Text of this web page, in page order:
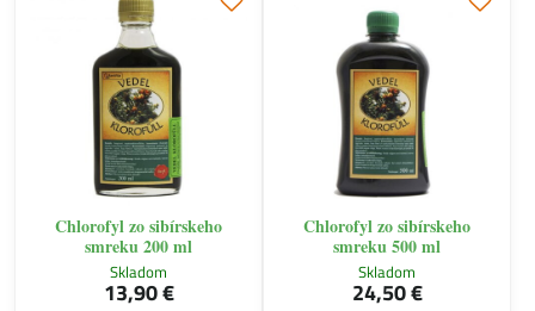
Chlorofyl zo sibírskeho
smreku 200 ml
Skladom
13,90 €
Chlorofyl zo sibírskeho
smreku 500 ml
Skladom
24,50 €